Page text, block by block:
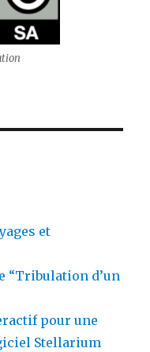
et
“Tribulation d’un
pour une
Stellarium